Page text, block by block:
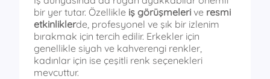
bir yer tutar. Özellikle iş görüşmeleri ve resmi
etkinliklerde, profesyonel ve şık bir izlenim
bırakmak için tercih edilir. Erkekler için
genellikle siyah ve kahverengi renkler,
kadınlar için ise çeşitli renk seçenekleri
mevcuttur.